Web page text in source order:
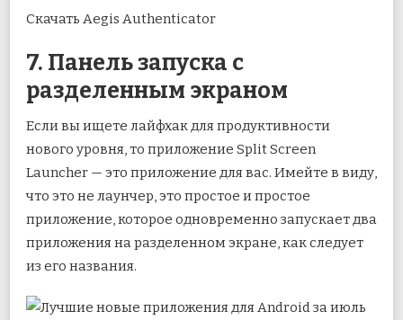
Скачать Aegis Authenticator
7. Панель запуска с
разделенным экраном
Если вы ищете лайфхак для продуктивности
нового уровня, то приложение Split Screen
Launcher — это приложение для вас. Имейте в виду,
что это не лаунчер, это простое и простое
приложение, которое одновременно запускает два
приложения на разделенном экране, как следует
из его названия.